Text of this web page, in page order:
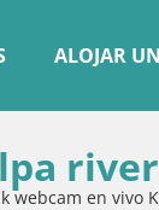
ALOJAR
webcam en vivo